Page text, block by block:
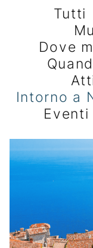
Tutti
Dove
Intorno a
Eventi